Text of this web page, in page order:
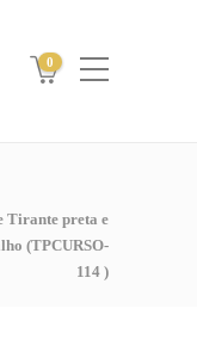
0
Tirante preta e
(TPCURSO-
114 )